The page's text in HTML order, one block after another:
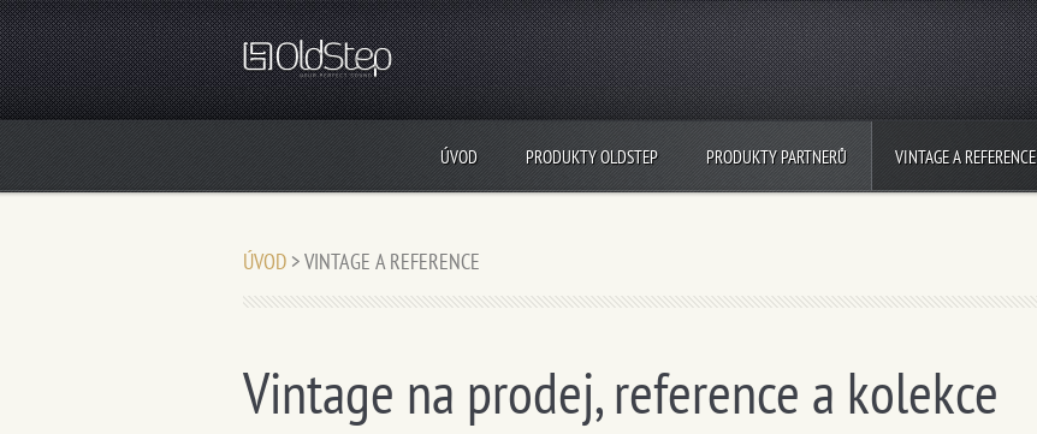
ÚVOD PRODUKTY OLDSTEP PRODUKTY PARTNERŮ VINTAGE A REFERENCE
ÚVOD >VINTAGE A REFERENCE
Vintage na prodej, reference a kolekce